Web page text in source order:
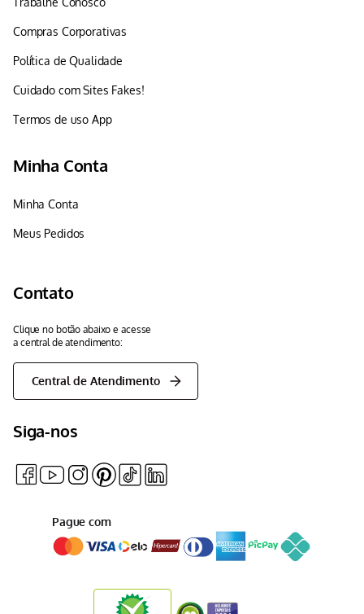
Compras Corporativas
Política de Qualidade
Cuidado com Sites Fakes!
Termos de uso App
Minha Conta
Minha Conta
Meus Pedidos
Contato
Clique no botão abaixo e acesse
a central de atendimento:
Central de Atendimento
Siga-nos
Pague com